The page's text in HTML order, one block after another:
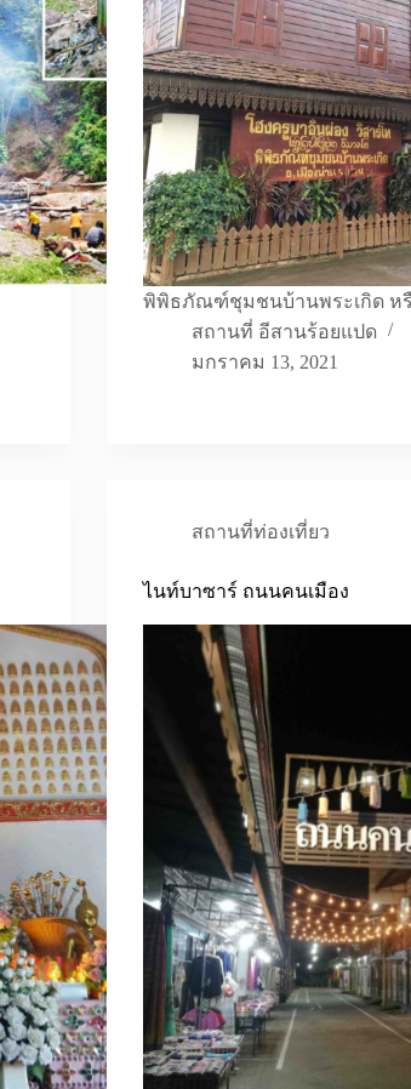
พิพิธภัณฑ์ชุมชนบ้านพระเกิด ห
สถานที่ อีสานร้อยแปด
มกราคม 13, 2021
สถานที่ท่องเที่ยว
ไนท์บาซาร์ ถนนคนเมือง